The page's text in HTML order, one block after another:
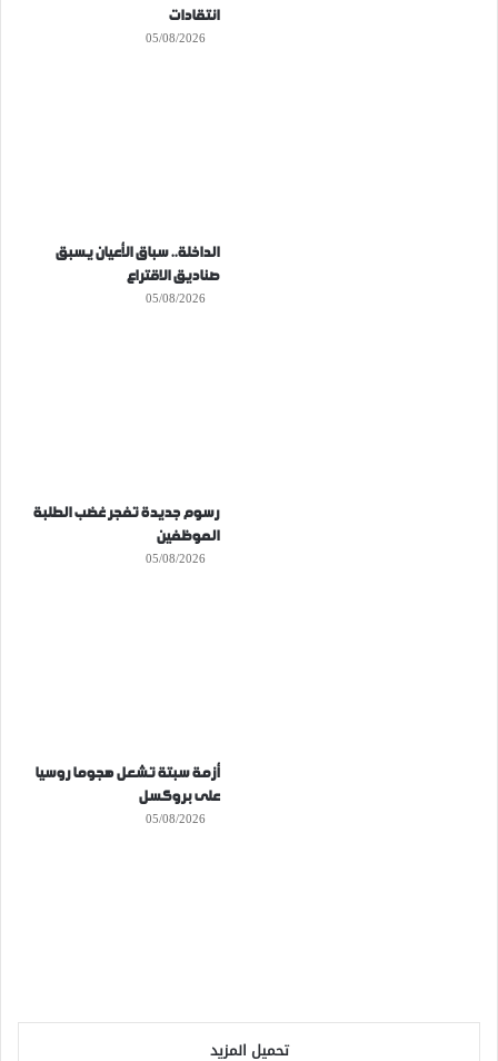
انتقادات
05/08/2026
الداخلة.. سباق الأعيان يسبق
صناديق الاقتراع
05/08/2026
رسوم جديدة تفجر غضب الطلبة
الموظفين
05/08/2026
أزمة سبتة تشعل هجوما روسيا
على بروكسل
05/08/2026
تحميل المزيد